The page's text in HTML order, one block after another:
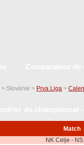
> Slovénie > Prva Liga >
Match
NK Celje -